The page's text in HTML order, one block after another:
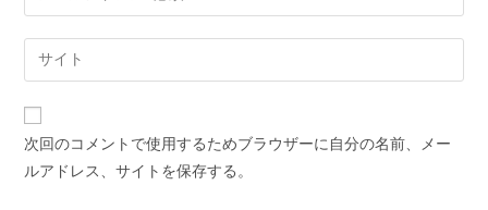
次回のコメントで使用するためブラウザーに自分の名前、メー
ルアドレス、サイトを保存する。